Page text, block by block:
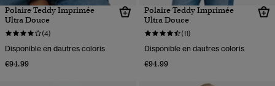
Polaire Teddy Imprimée
Ultra Douce
(4)
Disponible en dautres coloris
€94.99
Polaire Teddy Imprimée
Ultra Douce
(11)
Disponible en dautres coloris
€94.99